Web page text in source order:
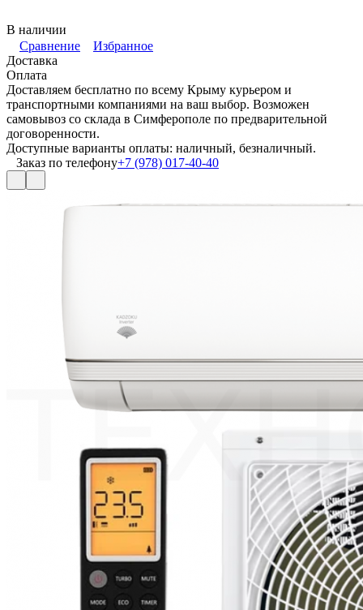
В наличии
Сравнение
Избранное
Доставка
Оплата
Доставляем бесплатно по всему Крыму курьером и
транспортными компаниями на ваш выбор. Возможен
самовывоз со склада в Симферополе по предварительной
договоренности.
Доступные варианты оплаты: наличный, безналичный.
Заказ по телефону+7 (978) 017-40-40